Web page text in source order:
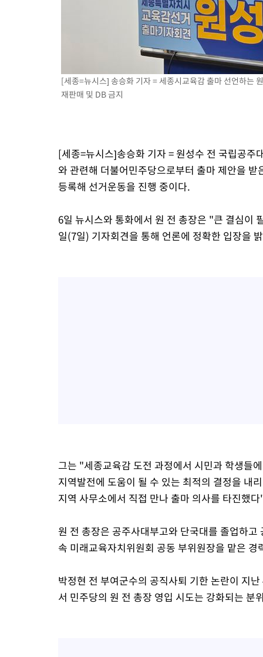
[속보]삼성전자·SK하이닉스 동반 강보합…1%대 상승 출발
[속보]코스닥, 5.95포인트(0.74%) 상승한 807.62개장
[속보]코스피, 6300선 재탈환…1.09% 오른 6365.07 개장
시리아 다마스쿠스 교외에서 미니버스 폭발.. 14명 부상, 3명
입추에도 극한더위…서울 낮 39도 '폭염중대경보'
이란, 호르무즈서 "적국 목표물들"과 대치로 남부 케슘섬에서
[속보] 뉴욕증시, 일제 하락 마감…나스닥 0.06%↓
[세종=뉴시스] 송승화 기자 = 세종시교육감 출마 선언하는
재판매 및 DB 금지
[세종=뉴시스]송승화 기자 = 원성수 전 국립공
와 관련해 더불어민주당으로부터 출마 제안을
등록해 선거운동을 진행 중이다.
6일 뉴시스와 통화에서 원 전 총장은 "큰 결심이
일(7일) 기자회견을 통해 언론에 정확한 입장을
그는 "세종교육감 도전 과정에서 시민과 학생들
지역발전에 도움이 될 수 있는 최적의 결정을 내
지역 사무소에서 직접 만나 출마 의사를 타진했
원 전 총장은 공주사대부고와 단국대를 졸업하
속 미래교육자치위원회 공동 부위원장을 맡은
박정현 전 부여군수의 공직사퇴 기한 논란이 지
서 민주당의 원 전 총장 영입 시도는 강화되는 분